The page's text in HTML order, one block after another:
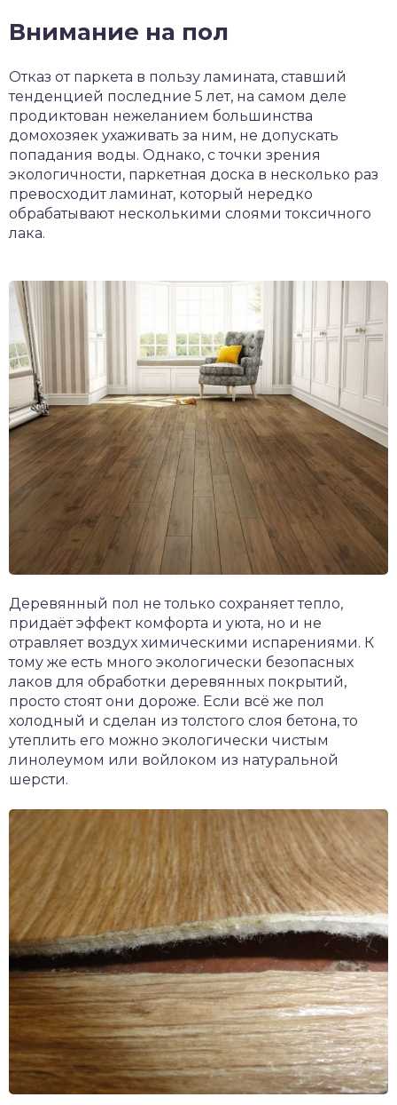
Внимание на пол
Отказ от паркета в пользу ламината, ставший
тенденцией последние 5 лет, на самом деле
продиктован нежеланием большинства
домохозяек ухаживать за ним, не допускать
попадания воды. Однако, с точки зрения
экологичности, паркетная доска в несколько раз
превосходит ламинат, который нередко
обрабатывают несколькими слоями токсичного
лака.
Деревянный пол не только сохраняет тепло,
придаёт эффект комфорта и уюта, но и не
отравляет воздух химическими испарениями. К
тому же есть много экологически безопасных
лаков для обработки деревянных покрытий,
просто стоят они дороже. Если всё же пол
холодный и сделан из толстого слоя бетона, то
утеплить его можно экологически чистым
линолеумом или войлоком из натуральной
шерсти.